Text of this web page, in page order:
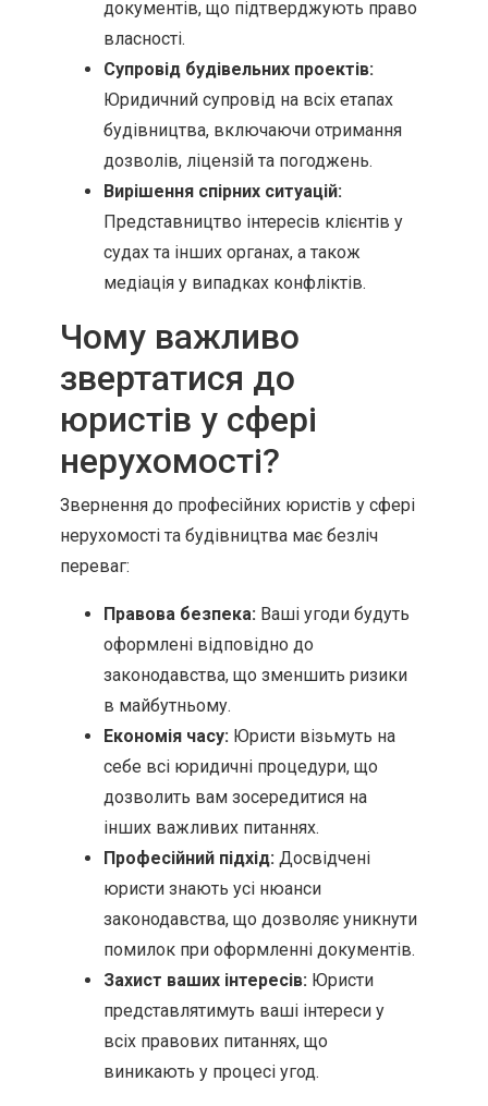
документів, що підтверджують право
власності.
Супровід будівельних проектів:
Юридичний супровід на всіх етапах
будівництва, включаючи отримання
дозволів, ліцензій та погоджень.
Вирішення спірних ситуацій:
Представництво інтересів клієнтів у
судах та інших органах, а також
медіація у випадках конфліктів.
Чому важливо
звертатися до
юристів у сфері
нерухомості?
Звернення до професійних юристів у сфері
нерухомості та будівництва має безліч
переваг:
Правова безпека: Ваші угоди будуть
оформлені відповідно до
законодавства, що зменшить ризики
в майбутньому.
Економія часу: Юристи візьмуть на
себе всі юридичні процедури, що
дозволить вам зосередитися на
інших важливих питаннях.
Професійний підхід: Досвідчені
юристи знають усі нюанси
законодавства, що дозволяє уникнути
помилок при оформленні документів.
Захист ваших інтересів: Юристи
представлятимуть ваші інтереси у
всіх правових питаннях, що
виникають у процесі угод.